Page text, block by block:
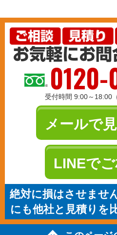
受付時間 9:00～18:00
メールで
LINEで
絶対に損はさせませ
にも他社と見積りを